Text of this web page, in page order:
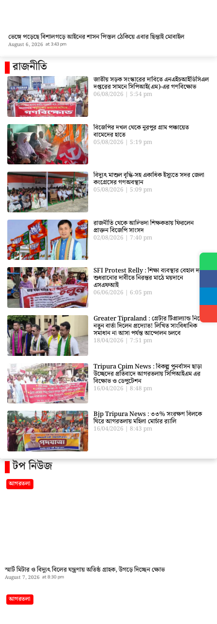
টপ নিউজ
আগরতলা
স্মার্ট মিটার ও বিদ্যুৎ বিলের যন্ত্রণায় অতিষ্ঠ গ্রাহক, উগড়ে দিচ্ছেন ক্ষোভ
August 7, 2026 at8:30 pm
আগরতলা
ভেঙ্গে পড়েছে বিশালগড়ে আইনের শাসন পিস্তল ঠেকিয়ে এবার ছিন্তাই মোবাইল
August 6, 2026 at3:43 pm
রাজনীতি
জাতীয় সড়ক সংস্কারের দাবিতে এনএইচআইডিসিএল
দপ্তরের সামনে সিপিআই(এম)-এর গণবিক্ষোভ
06/08/2026 5:54 pm
বিজেপির দখল থেকে নুরপুর গ্রাম পঞ্চায়েত
বামেদের হাতে
05/08/2026 5:19 pm
বিদ্যুৎ মাশুল বৃদ্ধি-সহ একাধিক ইস্যুতে সদর জেলা
কংগ্রেসের গণঅবস্থান
05/08/2026 5:09 pm
রাজনীতি থেকে আল্ভিদা শিক্ষকতায় ফিরলেন
প্রাক্তন বিজেপি সাংসদ
02/08/2026 7:40 pm
SFI Protest Relly : শিক্ষা ব্যবস্থার বেহাল দশা
শুধরানোর দাবীতে নিরন্তর মাঠে ময়দানে
এসএফআই
06/06/2026 6:05 pm
Greater Tipraland : গ্রেটার টিপ্রাল্যান্ড নিয়ে
নতুন বার্তা দিলেন প্রদ্যোত! লিখিত সাংবিধানিক
সমাধান না আসা পর্যন্ত আন্দোলন চলবে
18/04/2026 7:51 pm
Tripura Cpim News : বিকল্প পুনর্বাসন ছাড়া
উচ্ছেদের প্রতিবাদে আগরতলায় সিপিআইএম এর
বিক্ষোভ ও ডেপুটেশন
16/04/2026 8:48 pm
Bjp Tripura News : ৩৩% সংরক্ষণ বিলকে
ঘিরে আগরতলায় মহিলা মোর্চার র‍্যালি
16/04/2026 8:43 pm